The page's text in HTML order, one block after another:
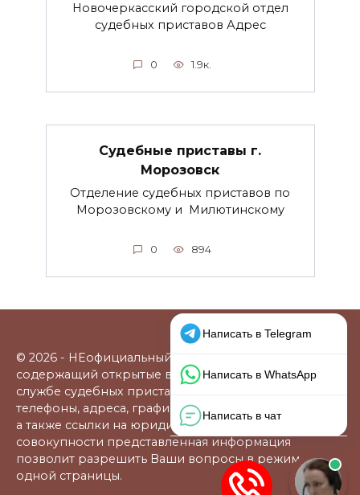
Новочеркасский городской отдел
судебных приставов Адрес
0 1.9к.
Судебные приставы г.
Морозовск
Отделение судебных приставов по
Морозовскому и Милютинскому
0 894
© 2026 - НЕофициальный информационный сайт,
содержащий открытые выверенные данные о
службе судебных приставов: официальные сайты,
телефоны, адреса, графики работы, схемы проезда,
а также ссылки на юридические фирмы. В
совокупности представленная информация
позволит разрешить Ваши вопросы в режиме
одной страницы.